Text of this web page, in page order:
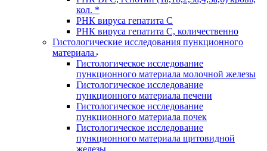
кол. *
РНК вируса гепатита C
РНК вируса гепатита C, количественно
Гистологические исследования пункционного
материала
Гистологическое исследование
пункционного материала молочной железы
Гистологическое исследование
пункционного материала печени
Гистологическое исследование
пункционного материала почек
Гистологическое исследование
пункционного материала щитовидной
железы